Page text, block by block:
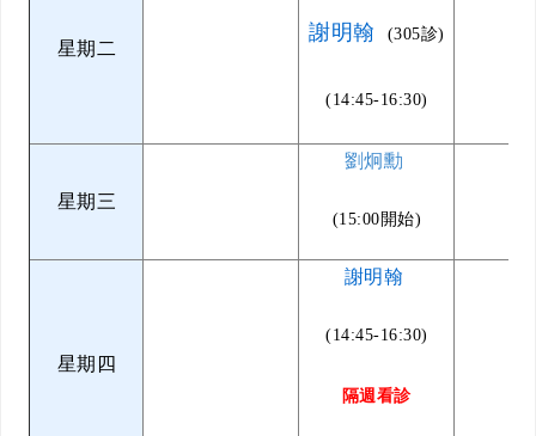
星期二
謝明翰 (305診)
(14:45-16:30)
星期三
劉炯勳
(15:00開始)
星期四
謝明翰
(14:45-16:30)
隔週看診